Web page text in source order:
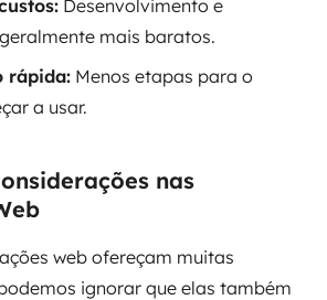
Desenvolvimento e
mais baratos.
rápida: Menos etapas para o
a usar.
nas
web ofereçam muitas
ignorar que elas também